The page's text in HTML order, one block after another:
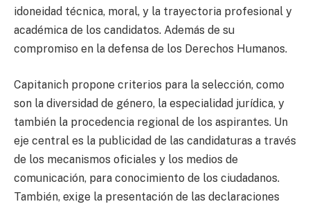
idoneidad técnica, moral, y la trayectoria profesional y
académica de los candidatos. Además de su
compromiso en la defensa de los Derechos Humanos.
Capitanich propone criterios para la selección, como
son la diversidad de género, la especialidad jurídica, y
también la procedencia regional de los aspirantes. Un
eje central es la publicidad de las candidaturas a través
de los mecanismos oficiales y los medios de
comunicación, para conocimiento de los ciudadanos.
También, exige la presentación de las declaraciones